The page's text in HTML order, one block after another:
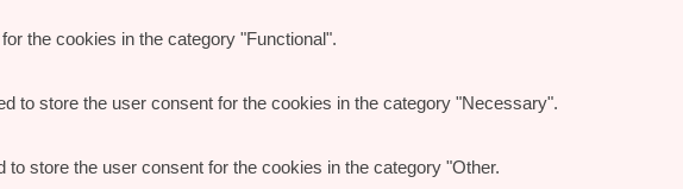
the cookies in the category "Functional".
to store the user consent for the cookies in the category "Necessary".
store the user consent for the cookies in the category "Other.